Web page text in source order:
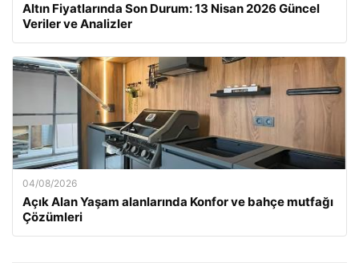
Altın Fiyatlarında Son Durum: 13 Nisan 2026 Güncel
Veriler ve Analizler
04/08/2026
Açık Alan Yaşam alanlarında Konfor ve bahçe mutfağı
Çözümleri